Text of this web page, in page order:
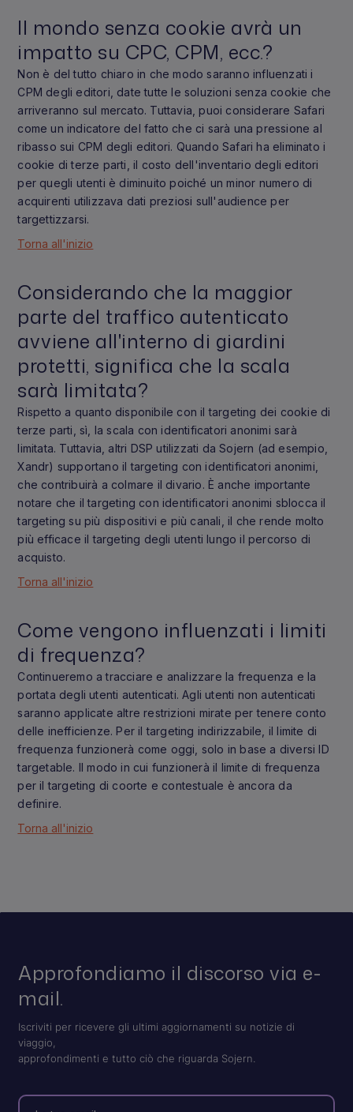
Il mondo senza cookie avrà un
impatto su CPC, CPM, ecc.?
Non è del tutto chiaro in che modo saranno influenzati i
CPM degli editori, date tutte le soluzioni senza cookie che
arriveranno sul mercato. Tuttavia, puoi considerare Safari
come un indicatore del fatto che ci sarà una pressione al
ribasso sui CPM degli editori. Quando Safari ha eliminato i
cookie di terze parti, il costo dell'inventario degli editori
per quegli utenti è diminuito poiché un minor numero di
acquirenti utilizzava dati preziosi sull'audience per
targettizzarsi.
Torna all'inizio
Considerando che la maggior
parte del traffico autenticato
avviene all'interno di giardini
protetti, significa che la scala
sarà limitata?
Rispetto a quanto disponibile con il targeting dei cookie di
terze parti, sì, la scala con identificatori anonimi sarà
limitata. Tuttavia, altri DSP utilizzati da Sojern (ad esempio,
Xandr) supportano il targeting con identificatori anonimi,
che contribuirà a colmare il divario. È anche importante
notare che il targeting con identificatori anonimi sblocca il
targeting su più dispositivi e più canali, il che rende molto
più efficace il targeting degli utenti lungo il percorso di
acquisto.
Torna all'inizio
Come vengono influenzati i limiti
di frequenza?
Continueremo a tracciare e analizzare la frequenza e la
portata degli utenti autenticati. Agli utenti non autenticati
saranno applicate altre restrizioni mirate per tenere conto
delle inefficienze. Per il targeting indirizzabile, il limite di
frequenza funzionerà come oggi, solo in base a diversi ID
targetable. Il modo in cui funzionerà il limite di frequenza
per il targeting di coorte e contestuale è ancora da
definire.
Torna all'inizio
Approfondiamo il discorso via e-
mail.
Iscriviti per ricevere gli ultimi aggiornamenti su notizie di
viaggio,
approfondimenti e tutto ciò che riguarda Sojern.